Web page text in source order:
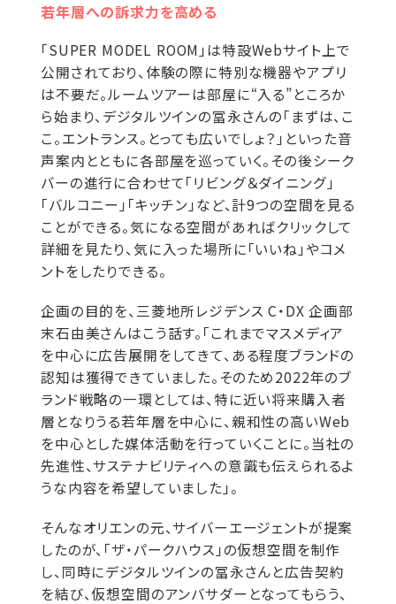
若年層への訴求力を高める
「SUPER MODEL ROOM」は特設Webサイト上で
公開されており、体験の際に特別な機器やアプリ
は不要だ。ルームツアーは部屋に“入る”ところか
ら始まり、デジタルツインの冨永さんの「まずは、こ
こ。エントランス。とっても広いでしょ？」といった音
声案内とともに各部屋を巡っていく。その後シーク
バーの進行に合わせて「リビング＆ダイニング」
「バルコニー」「キッチン」など、計9つの空間を見る
ことができる。気になる空間があればクリックして
詳細を見たり、気に入った場所に「いいね」やコメ
ントをしたりできる。
企画の目的を、三菱地所レジデンス C・DX 企画部
末石由美さんはこう話す。「これまでマスメディア
を中心に広告展開をしてきて、ある程度ブランドの
認知は獲得できていました。そのため2022年のブ
ランド戦略の一環としては、特に近い将来購入者
層となりうる若年層を中心に、親和性の高いWeb
を中心とした媒体活動を行っていくことに。当社の
先進性、サステナビリティへの意識も伝えられるよ
うな内容を希望していました」。
そんなオリエンの元、サイバーエージェントが提案
したのが、「ザ・パークハウス」の仮想空間を制作
し、同時にデジタルツインの冨永さんと広告契約
を結び、仮想空間のアンバサダーとなってもらう、